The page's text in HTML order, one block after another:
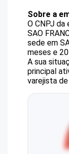
Sobre a
O CNPJ da
SAO
sede em
meses e
A sua
principal
varejista